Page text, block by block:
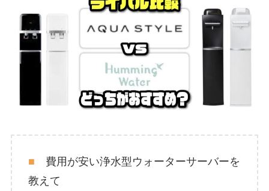
■ 費用が安い浄水型ウォーターサーバーを
教えて